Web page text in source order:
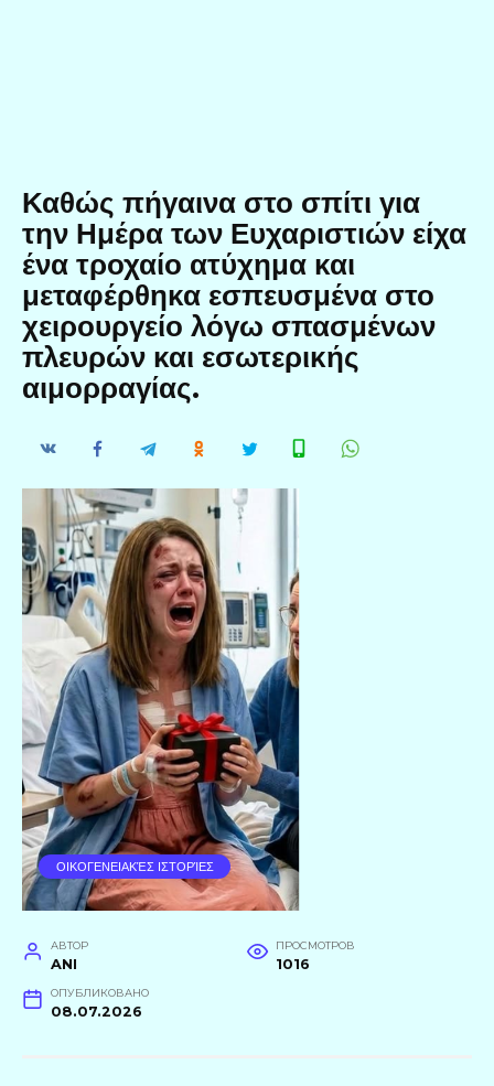
Καθώς πήγαινα στο σπίτι για
την Ημέρα των Ευχαριστιών είχα
ένα τροχαίο ατύχημα και
μεταφέρθηκα εσπευσμένα στο
χειρουργείο λόγω σπασμένων
πλευρών και εσωτερικής
αιμορραγίας.
ΟΙΚΟΓΕΝΕΙΑΚΈΣ ΙΣΤΟΡΊΕΣ
АВТОР
ANI
ПРОСМОТРОВ
1016
ОПУБЛИКОВАНО
08.07.2026